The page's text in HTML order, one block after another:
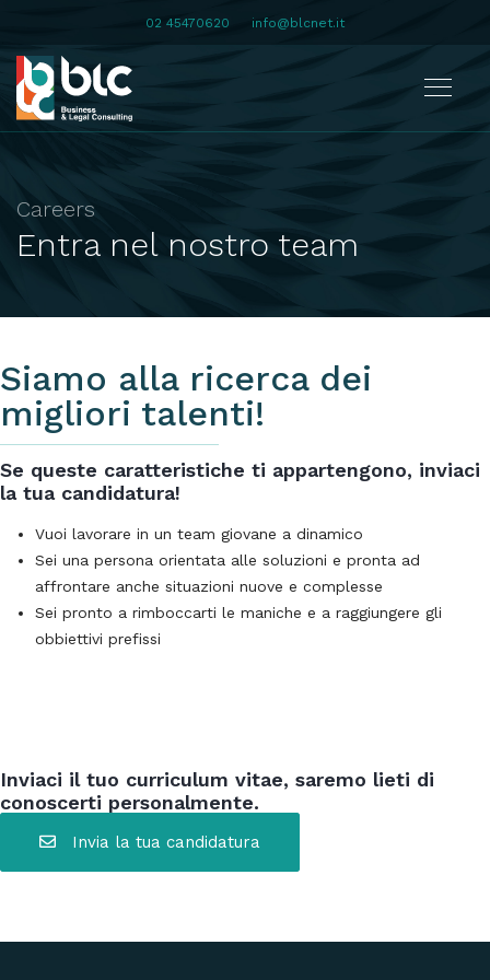
02 45470620 info@blcnet.it
Careers
Entra nel nostro team
Siamo alla ricerca dei
migliori talenti!
Se queste caratteristiche ti appartengono, inviaci
la tua candidatura!
Vuoi lavorare in un team giovane a dinamico
Sei una persona orientata alle soluzioni e pronta ad
affrontare anche situazioni nuove e complesse
Sei pronto a rimboccarti le maniche e a raggiungere gli
obbiettivi prefissi
Inviaci il tuo curriculum vitae, saremo lieti di
conoscerti personalmente.
Invia la tua candidatura